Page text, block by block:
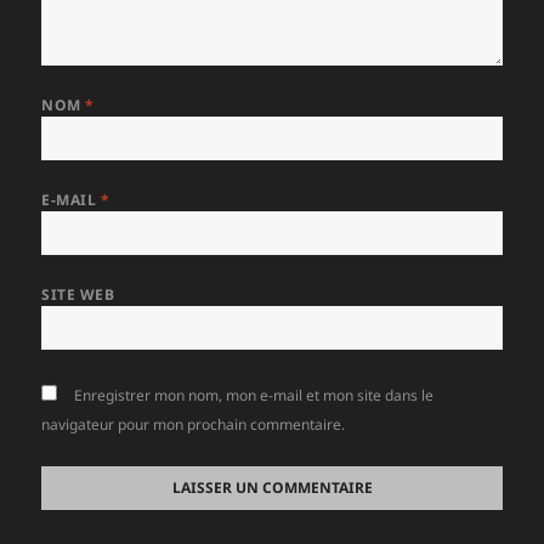
NOM*
E-MAIL *
SITE WEB
Enregistrer mon nom, mon e-mail et mon site dans le
navigateur pour mon prochain commentaire.